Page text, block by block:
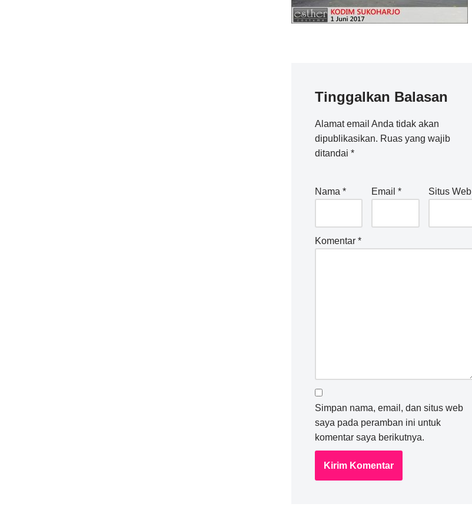
Tinggalkan Balasan
Alamat email Anda tidak akan
dipublikasikan. Ruas yang wajib
ditandai *
Nama * Email* Situs Web
Komentar *
Simpan nama, email, dan situs web
saya pada peramban ini untuk
komentar saya berikutnya.